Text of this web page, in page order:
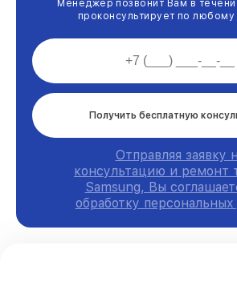
Менеджер позвонит Вам в
проконсультирует по любому
Получить бесплатную
Отправляя заявку
консультацию и ремонт
Samsung, Вы
обработку